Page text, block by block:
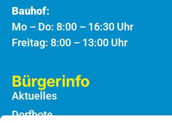
Bauhof:
Mo – Do: 8:00 – 16:30 Uhr
Freitag: 8:00 – 13:00 Uhr
Bürgerinfo
Aktuelles
Dorfbote